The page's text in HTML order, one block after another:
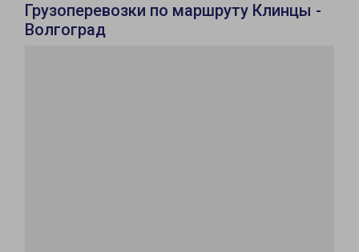
Грузоперевозки по маршруту Клинцы -
Волгоград